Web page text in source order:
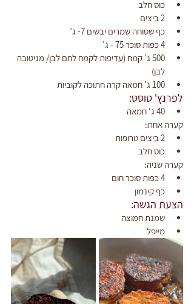
כוס חלב
2 ביצים
כף שטוחה שמרים יבשים 7- ג’
4 כפות סוכר 75 - ג’
500 ג’ קמח (עדיפות לקמח לחם לבן/ מניטובה
לבן)
100 ג’ חמאה קרה חתוכה לקוביות
לפרנץ' טוסט:
40 ג' חמאה
קערה אחת:
2 ביצים טרופות
כוס חלב
קערה שניה:
4 כפות סוכר חום
כף קינמון
הצעת הגשה:
שמנת חמוצה
מייפל